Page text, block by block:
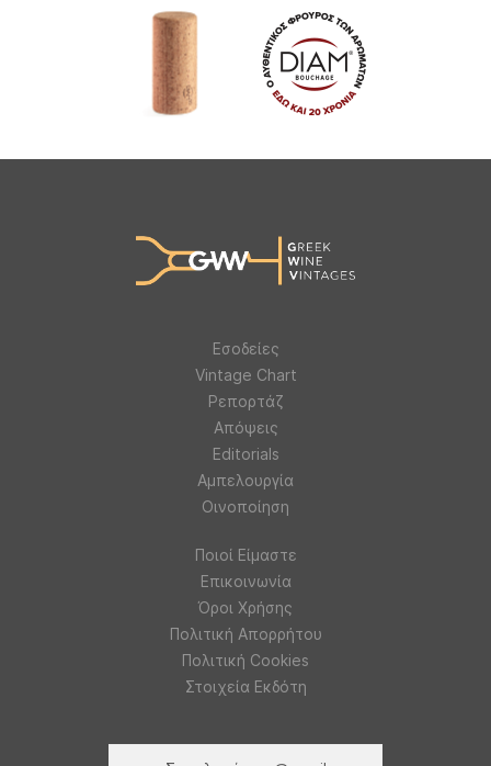
Εσοδείες
Vintage Chart
Ρεπορτάζ
Απόψεις
Editorials
Αμπελουργία
Οινοποίηση
Ποιοί Είμαστε
Επικοινωνία
Όροι Χρήσης
Πολιτική Απορρήτου
Πολιτική Cookies
Στοιχεία Εκδότη